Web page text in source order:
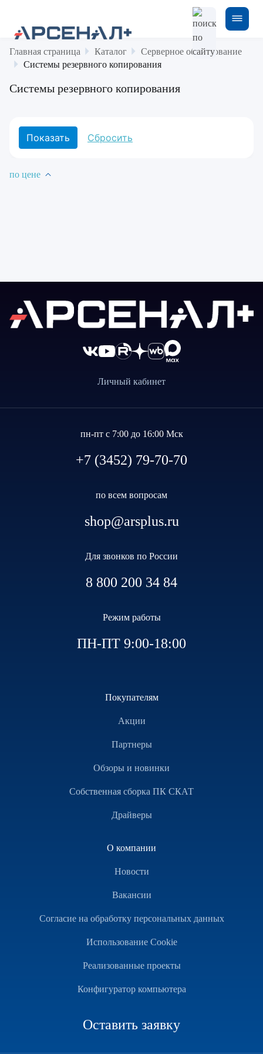
Главная страница Каталог
Серверное оборудование
Системы резервного копирования
Системы резервного копирования
по цене
Личный кабинет
пн-пт с 7:00 до 16:00 Мск
+7 (3452) 79-70-70
по всем вопросам
shop@arsplus.ru
Для звонков по России
8 800 200 34 84
Режим работы
ПН-ПТ 9:00-18:00
Покупателям
Акции
Партнеры
Обзоры и новинки
Собственная сборка ПК СКАТ
Драйверы
О компании
Новости
Вакансии
Согласие на обработку персональных данных
Использование Cookie
Реализованные проекты
Конфигуратор компьютера
Оставить заявку